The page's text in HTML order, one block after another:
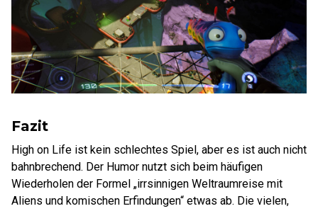
Fazit
High on Life ist kein schlechtes Spiel, aber es ist auch nicht
bahnbrechend. Der Humor nutzt sich beim häufigen
Wiederholen der Formel „irrsinnigen Weltraumreise mit
Aliens und komischen Erfindungen“ etwas ab. Die vielen,